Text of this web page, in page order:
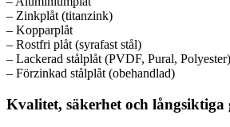
– Zinkplåt (titanzink)
– Kopparplåt
– Rostfri plåt (syrafast stål)
– Lackerad stålplåt (PVDF, Pural, Polyester)
– Förzinkad stålplåt (obehandlad)
Kvalitet, säkerhet och långsiktiga